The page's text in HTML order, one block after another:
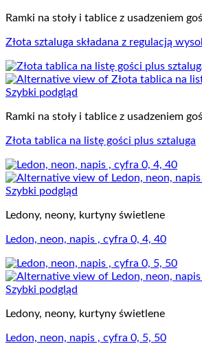
Ramki na stoły i tablice z usadzeniem
Złota sztaluga składana z regulacją
Szybki podgląd
Ramki na stoły i tablice z usadzeniem
Złota tablica na listę gości plus sztaluga
Szybki podgląd
Ledony, neony, kurtyny świetlene
Ledon, neon, napis , cyfra 0, 4, 40
Szybki podgląd
Ledony, neony, kurtyny świetlene
Ledon, neon, napis , cyfra 0, 5, 50